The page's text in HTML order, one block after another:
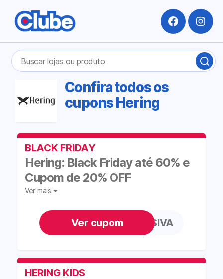
Pesquisar
por:
Facebook
Confira todos os
cupons Hering
BLACK FRIDAY
Hering: Black Friday até 60% e
Cupom de 20% OFF
Ver mais
PROGRESSIVA
HERING KIDS